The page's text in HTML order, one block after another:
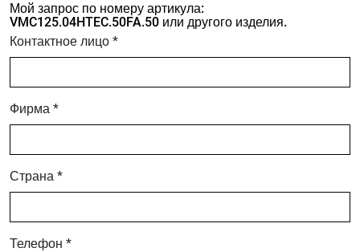
Мой запрос по номеру артикула:
VMC125.04HTEC.50FA.50 или другого изделия.
Контактное лицо *
Фирма *
Страна *
Телефон *